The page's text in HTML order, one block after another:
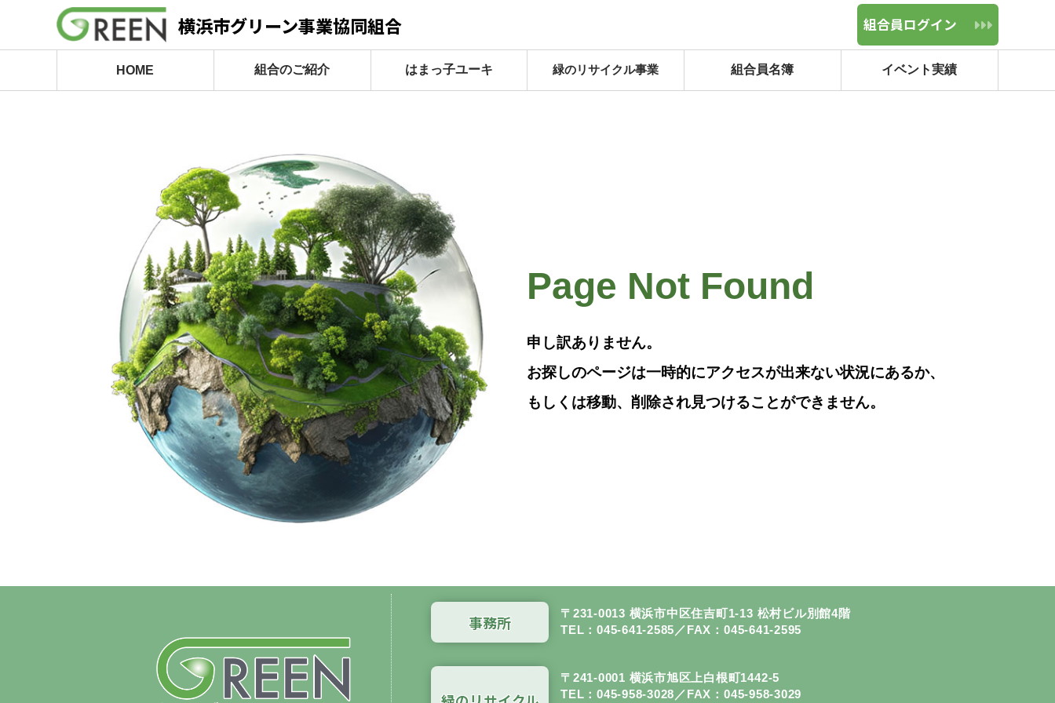
横浜市グリーン事業協同組合 組合員ログイン
HOME 組合のご紹介 はまっ子ユーキ 緑のリサイクル事業 組合員名簿 イベント実績
Page Not Found
申し訳ありません。
お探しのページは一時的にアクセスが出来ない状況にあるか、
もしくは移動、削除され見つけることができません。
事務所 〒231-0013 横浜市中区住吉町1-13 松村ビル別館4階
TEL：045-641-2585 ／FAX：045-641-2595
〒241-0001 横浜市旭区上白根町1442-5
TEL：045-958-3028 ／FAX：045-958-3029